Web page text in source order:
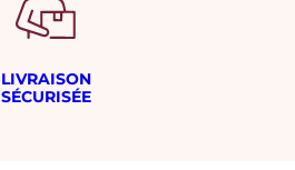
LIVRAISON
SÉCURISÉE